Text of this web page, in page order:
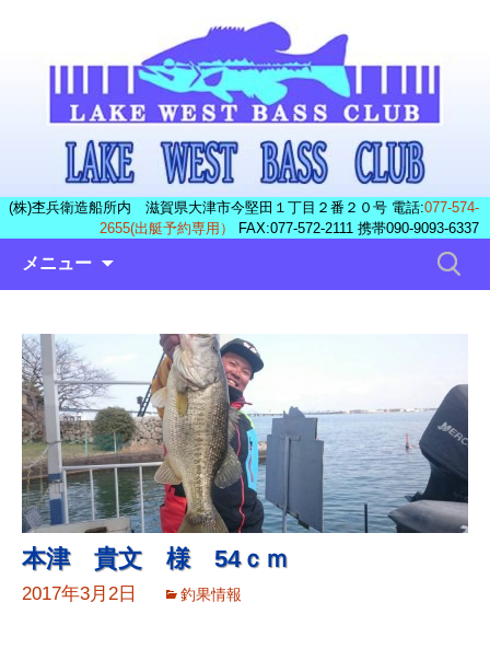
(株)杢兵衛造船所内 滋賀県大津市今堅田１丁目２番２０号 電話:077-574-
2655(出艇予約専用）
FAX:077-572-2111 携帯090-9093-6337
メニュー
へ
ス
キ
ッ
プ
検
索:
本津 貴文 様 54ｃｍ
2017年3月2日 釣果情報